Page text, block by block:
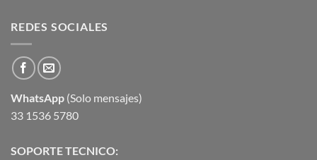
REDES SOCIALES
WhatsApp (Solo mensajes)
33 1536 5780
SOPORTE TECNICO: